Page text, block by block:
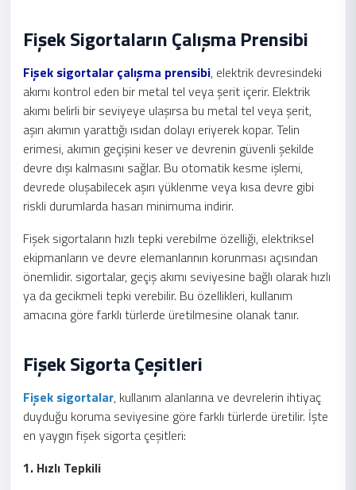
Fişek Sigortaların Çalışma Prensibi
Fişek sigortalar çalışma prensibi, elektrik devresindeki
akımı kontrol eden bir metal tel veya şerit içerir. Elektrik
akımı belirli bir seviyeye ulaşırsa bu metal tel veya şerit,
aşırı akımın yarattığı ısıdan dolayı eriyerek kopar. Telin
erimesi, akımın geçişini keser ve devrenin güvenli şekilde
devre dışı kalmasını sağlar. Bu otomatik kesme işlemi,
devrede oluşabilecek aşırı yüklenme veya kısa devre gibi
riskli durumlarda hasarı minimuma indirir.
Fişek sigortaların hızlı tepki verebilme özelliği, elektriksel
ekipmanların ve devre elemanlarının korunması açısından
önemlidir. sigortalar, geçiş akımı seviyesine bağlı olarak hızlı
ya da gecikmeli tepki verebilir. Bu özellikleri, kullanım
amacına göre farklı türlerde üretilmesine olanak tanır.
Fişek Sigorta Çeşitleri
Fişek sigortalar, kullanım alanlarına ve devrelerin ihtiyaç
duyduğu koruma seviyesine göre farklı türlerde üretilir. İşte
en yaygın fişek sigorta çeşitleri:
1. Hızlı Tepkili